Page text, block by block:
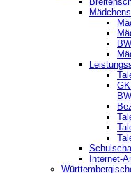
BW
Internet-